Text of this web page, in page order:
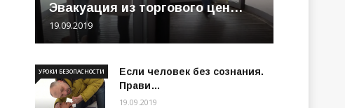
Эвакуация из торгового цен…
19.09.2019
Если человек без сознания.
Прави…
УРОКИ БЕЗОПАСНОСТИ
19.09.2019